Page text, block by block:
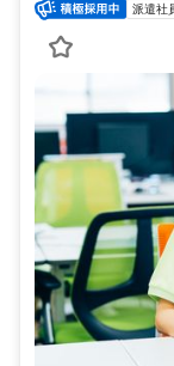
派遣社